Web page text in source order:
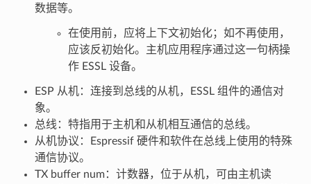
数据等。
在使用前，应将上下文初始化；如不再使用，
应该反初始化。主机应用程序通过这一句柄操
作 ESSL 设备。
ESP 从机：连接到总线的从机，ESSL 组件的通信对
象。
总线：特指用于主机和从机相互通信的总线。
从机协议：Espressif 硬件和软件在总线上使用的特殊
通信协议。
TX buffer num：计数器，位于从机，可由主机读